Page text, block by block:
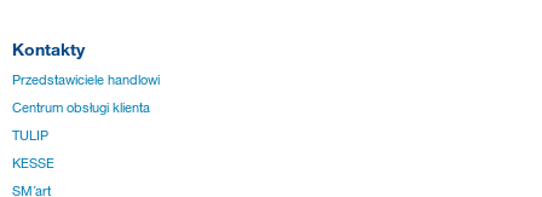
Kontakty
Przedstawiciele handlowi
Centrum obsługi klienta
TULIP
KESSE
SM´art